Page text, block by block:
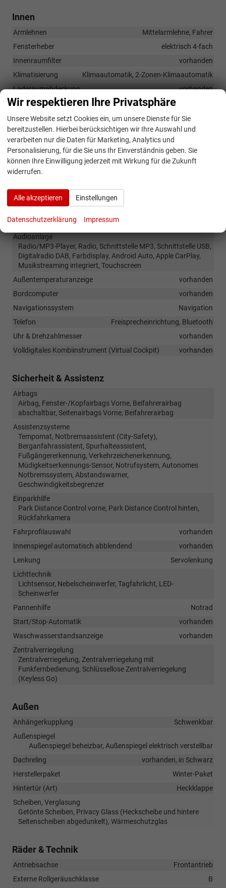
Innen
Armlehnen
Mittelarmlehne, Fahrer
Fensterheber
elektrisch 4-fach
Innenraumfilter
vorhanden
Klimatisierung
Klimaautomatik, 2-Zonen-Klimaautomatik
Laderaumabdeckung
vorhanden
Lenkrad
Schaltwippen
Sitze
Isofix (Kindersitzbefestigung), Rücksitzbank hinten geteilt,
Sitzheizung, Isofix Beifahrersitz
Sitze: Lordosenstütze
Höhenverstellbarer Fahrer- und Beifahrersitz
Infotainment & Kommunikation
Audioanlage
Radio/MP3-Player, Radio, Schnittstelle MP3, Schnittstelle USB,
Digitalradio DAB, Farbdisplay, Android Auto, Apple CarPlay,
Musikstreaming integriert, Touchscreen
Außentemperaturanzeige
vorhanden
Bordcomputer
vorhanden
Navigationssystem
Navigation
Telefon
Freisprecheinrichtung, Bluetooth
Uhr & Drehzahlmesser
vorhanden
Volldigitales Kombiinstrument (Virtual Cockpit)
vorhanden
Sicherheit & Assistenz
Airbags
Airbag, Fenster-/Kopfairbags Vorne, Beifahrerairbag
abschaltbar, Seitenairbags Vorne, Beifahrerairbag
Assistenzsysteme
Tempomat, Notbremsassistent (City-Safety),
Berganfahrassistent, Spurhalteassistent,
Fußgängererkennung, Verkehrzeichenerkennung,
Müdigkeitserkennungs-Sensor, Notrufsystem, Autonomes
Notbremssystem, Abstandswarner,
Geschwindigkeitsbegrenzer
Einparkhilfe
Park Distance Control vorne, Park Distance Control hinten,
Rückfahrkamera
Fahrprofilauswahl
vorhanden
Innenspiegel automatisch abblendend
vorhanden
Lenkung
Servolenkung
Lichttechnik
Lichtsensor, Nebelscheinwerfer, Tagfahrlicht, LED-
Scheinwerfer
Pannenhilfe
Notrad
Start/Stop-Automatik
vorhanden
Waschwasserstandsanzeige
vorhanden
Zentralverriegelung
Zentralverriegelung, Zentralverriegelung mit
Funkfernbedienung, Schlüssellose Zentralverriegelung
(Keyless Go)
Außen
Anhängerkupplung
Schwenkbar
Außenspiegel
Außenspiegel beheizbar, Außenspiegel elektrisch verstellbar
Dachreling
vorhanden, in Schwarz
Herstellerpaket
Winter-Paket
Hintertür (Art)
Heckklappe
Scheiben, Verglasung
Getönte Scheiben, Privacy Glass (Heckscheibe und hintere
Seitenscheiben abgedunkelt), Wärmeschutzglas
Räder & Technik
Antriebsachse
Frontantrieb
Externe Rollgeräuschklasse
B
Wir respektieren Ihre Privatsphäre
Unsere Website setzt Cookies ein, um unsere Dienste für Sie
bereitzustellen. Hierbei berücksichtigen wir Ihre Auswahl und
verarbeiten nur die Daten für Marketing, Analytics und
Personalisierung, für die Sie uns Ihr Einverständnis geben. Sie
können Ihre Einwilligung jederzeit mit Wirkung für die Zukunft
widerrufen.
Alle akzeptieren Einstellungen
Datenschutzerklärung Impressum